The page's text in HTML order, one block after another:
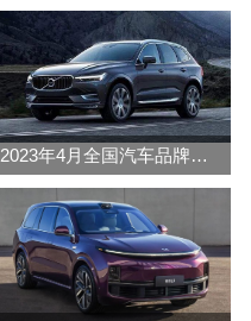
2023年4月全国汽车品牌销量排行榜完整版